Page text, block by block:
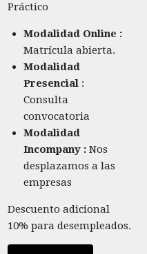
Práctico
Modalidad Online :
Matrícula abierta.
Modalidad
Presencial :
Consulta
convocatoria
Modalidad
Incompany :Nos
desplazamos a las
empresas
Descuento adicional
10% para desempleados.